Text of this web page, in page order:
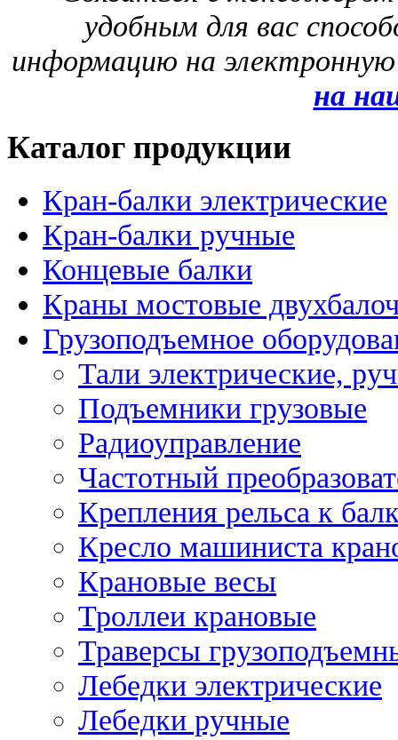
удобным для вас
информацию на
на
Каталог продукции
Кран-балки электрические
Кран-балки ручные
Концевые балки
Краны мостовые
Грузоподъемное
Тали электрические,
Подъемники грузовые
Радиоуправление
Частотный
Крепления рельса к
Кресло машиниста
Крановые весы
Троллеи крановые
Траверсы
Лебедки электрические
Лебедки ручные